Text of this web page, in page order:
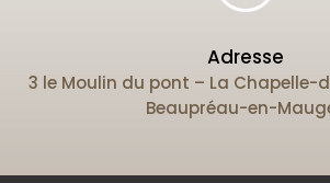
Adresse
3 le Moulin du pont – La Chapelle-
Beaupréau-en-